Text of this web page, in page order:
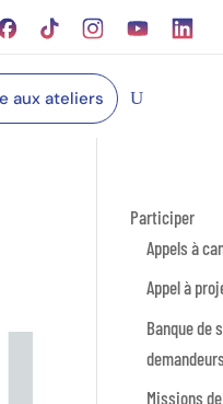
aux ateliers
Participer
Appels à
Appel à
Banque de
Missions